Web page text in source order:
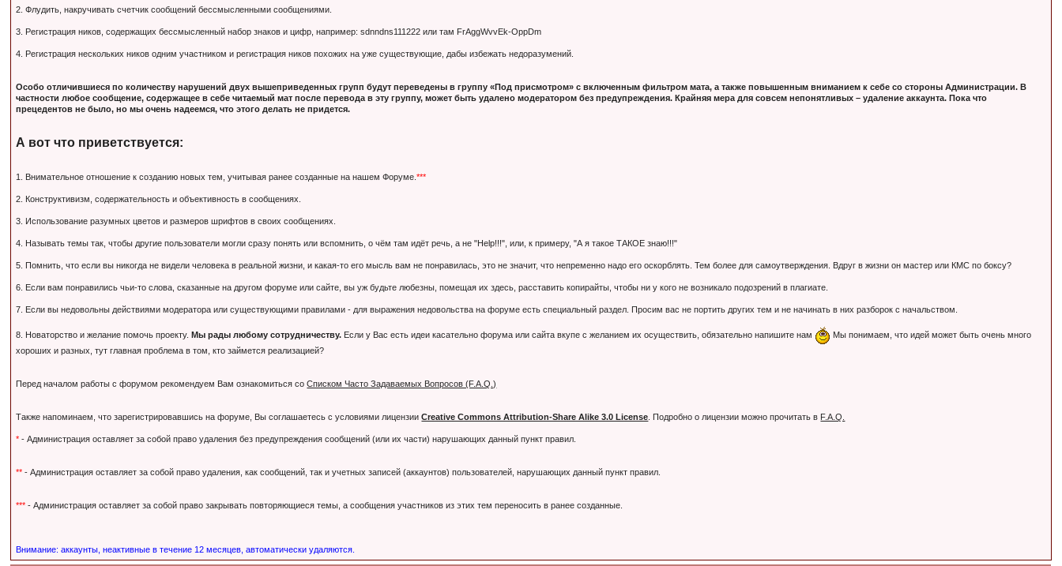
2. Флудить, накручивать счетчик сообщений бессмысленными сообщениями.
3. Регистрация ников, содержащих бессмысленный набор знаков и цифр, например: sdnndns111222 или там FrAggWvvEk-OppDm
4. Регистрация нескольких ников одним участником и регистрация ников похожих на уже существующие, дабы избежать недоразумений.
Особо отличившиеся по количеству нарушений двух вышеприведенных групп будут переведены в группу «Под присмотром» с включенным фильтром мата, а также повышенным вниманием к себе со стороны Администрации. В
частности любое сообщение, содержащее в себе читаемый мат после перевода в эту группу, может быть удалено модератором без предупреждения. Крайняя мера для совсем непонятливых – удаление аккаунта. Пока что
прецедентов не было, но мы очень надеемся, что этого делать не придется.
А вот что приветствуется:
1. Внимательное отношение к созданию новых тем, учитывая ранее созданные на нашем Форуме.***
2. Конструктивизм, содержательность и объективность в сообщениях.
3. Использование разумных цветов и размеров шрифтов в своих сообщениях.
4. Называть темы так, чтобы другие пользователи могли сразу понять или вспомнить, о чём там идёт речь, а не "Help!!!", или, к примеру, "А я такое ТАКОЕ знаю!!!"
5. Помнить, что если вы никогда не видели человека в реальной жизни, и какая-то его мысль вам не понравилась, это не значит, что непременно надо его оскорблять. Тем более для самоутверждения. Вдруг в жизни он мастер или КМС по боксу?
6. Если вам понравились чьи-то слова, сказанные на другом форуме или сайте, вы уж будьте любезны, помещая их здесь, расставить копирайты, чтобы ни у кого не возникало подозрений в плагиате.
7. Если вы недовольны действиями модератора или существующими правилами - для выражения недовольства на форуме есть специальный раздел. Просим вас не портить других тем и не начинать в них разборок с начальством.
8. Новаторство и желание помочь проекту.Мы рады любому сотрудничеству. Если у Вас есть идеи касательно форума или сайта вкупе с желанием их осуществить, обязательно напишите нам
Мы понимаем, что идей может быть очень много
хороших и разных, тут главная проблема в том, кто займется реализацией?
Перед началом работы с форумом рекомендуем Вам ознакомиться соСписком Часто Задаваемых Вопросов (F.A.Q.)
Также напоминаем, что зарегистрировавшись на форуме, Вы соглашаетесь с условиями лицензииCreative Commons Attribution-Share Alike 3.0 License . Подробно о лицензии можно прочитать в F.A.Q.
* - Администрация оставляет за собой право удаления без предупреждения сообщений (или их части) нарушающих данный пункт правил.
** - Администрация оставляет за собой право удаления, как сообщений, так и учетных записей (аккаунтов) пользователей, нарушающих данный пункт правил.
*** - Администрация оставляет за собой право закрывать повторяющиеся темы, а сообщения участников из этих тем переносить в ранее созданные.
Внимание: аккаунты, неактивные в течение 12 месяцев, автоматически удаляются.